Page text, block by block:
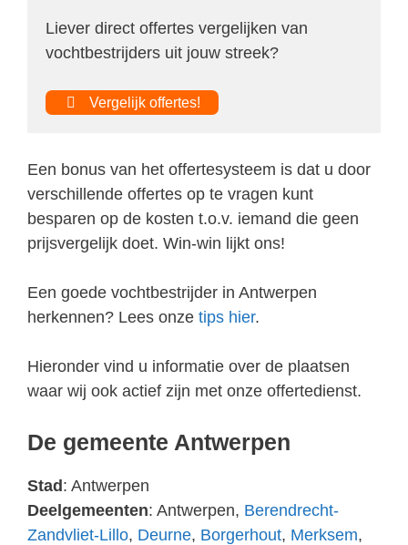
Liever direct offertes vergelijken van
vochtbestrijders uit jouw streek?
Vergelijk offertes!
Een bonus van het offertesysteem is dat u door
verschillende offertes op te vragen kunt
besparen op de kosten t.o.v. iemand die geen
prijsvergelijk doet. Win-win lijkt ons!
Een goede vochtbestrijder in Antwerpen
herkennen? Lees onze tips hier.
Hieronder vind u informatie over de plaatsen
waar wij ook actief zijn met onze offertedienst.
De gemeente Antwerpen
Stad : Antwerpen
Deelgemeenten: Antwerpen, Berendrecht-
Zandvliet-Lillo, Deurne, Borgerhout, Merksem,